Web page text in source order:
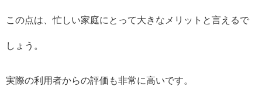
この点は、忙しい家庭にとって大きなメリットと言えるで
しょう。
実際の利用者からの評価も非常に高いです。